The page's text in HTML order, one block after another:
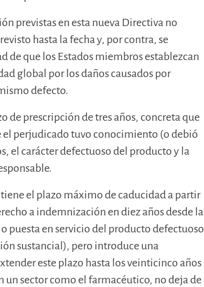
previstas en esta nueva Directiva no
hasta la fecha y, por contra, se
que los Estados miembros establezcan
global por los daños causados por
defecto.
de prescripción de tres años, concreta que
el perjudicado tuvo conocimiento (o debió
el carácter defectuoso del producto y la
el plazo máximo de caducidad a partir
a indemnización en diez años desde la
puesta en servicio del producto defectuoso
sustancial), pero introduce una
este plazo hasta los veinticinco años
un sector como el farmacéutico, no deja de